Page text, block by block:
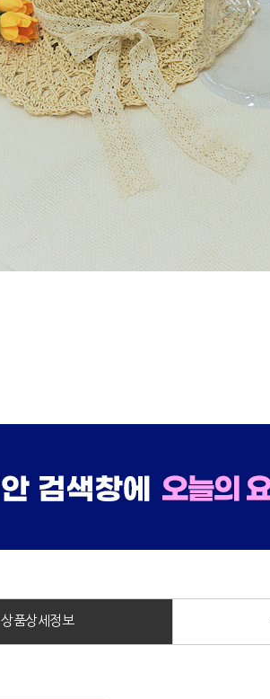
상품상세정보